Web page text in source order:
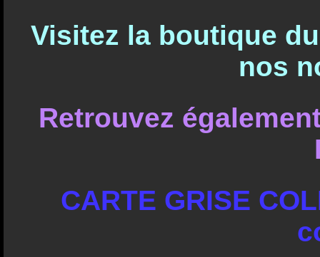
Visitez la boutique
nos
Retrouvez
CARTE GRISE